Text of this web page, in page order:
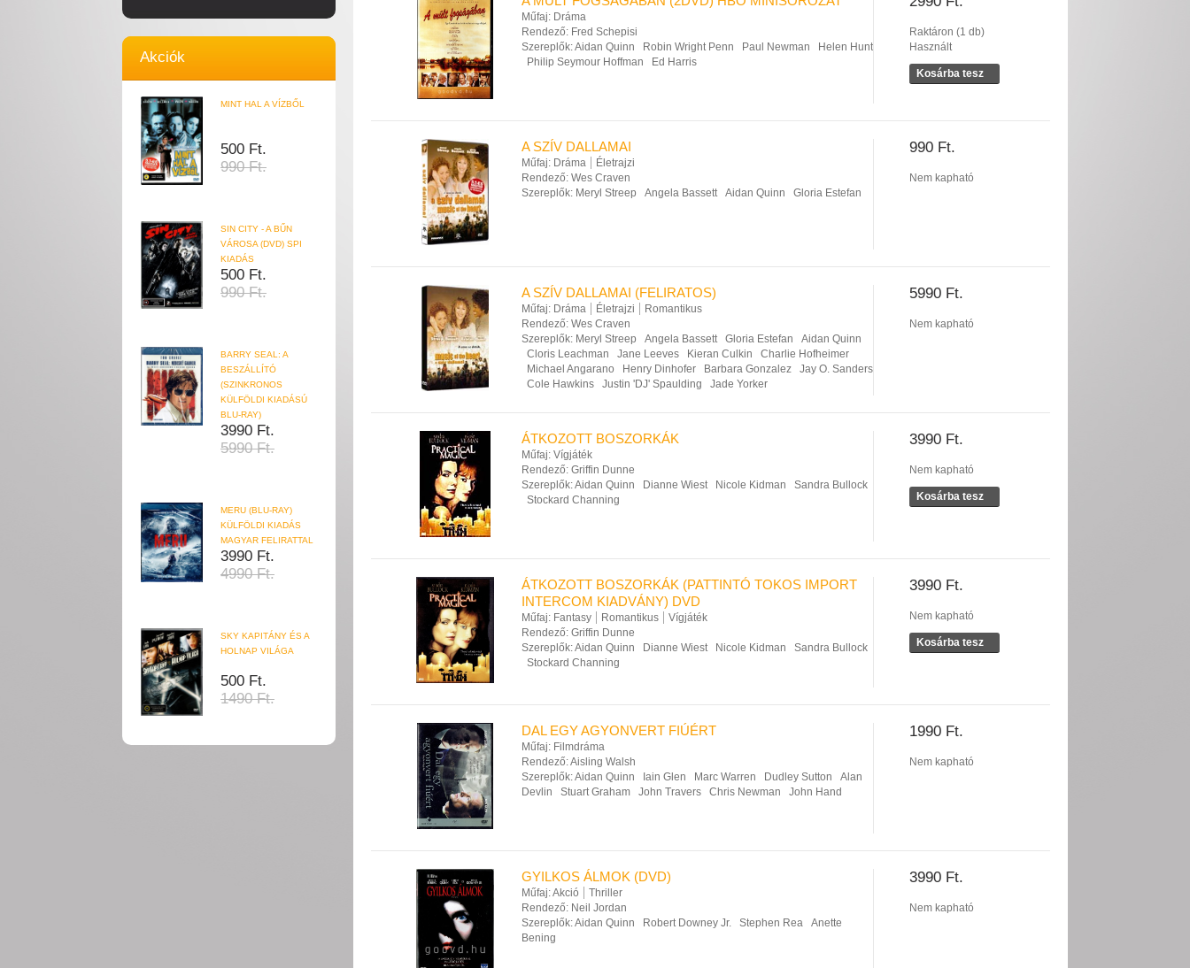
Akciók
MINT HAL A VÍZBŐL
500 Ft.
990 Ft.
SIN CITY - A BŰN
VÁROSA (DVD) SPI
KIADÁS
500 Ft.
990 Ft.
BARRY SEAL: A
BESZÁLLÍTÓ
(SZINKRONOS
KÜLFÖLDI KIADÁSÚ
BLU-RAY)
3990 Ft.
5990 Ft.
MERU (BLU-RAY)
KÜLFÖLDI KIADÁS
MAGYAR FELIRATTAL
3990 Ft.
4990 Ft.
SKY KAPITÁNY ÉS A
HOLNAP VILÁGA
500 Ft.
1490 Ft.
Raktáron (1 db)
Használt
Kosárba tesz
Műfaj: Dráma
Rendező: Fred Schepisi
Szereplők:Aidan Quinn Robin Wright Penn Paul Newman
Helen Hunt
Philip Seymour Hoffman
Ed Harris
990 Ft.
Nem kapható
A SZÍV DALLAMAI
Műfaj: Dráma
Életrajzi
Rendező: Wes Craven
Szereplők: Meryl Streep Angela Bassett Aidan Quinn Gloria Estefan
5990 Ft.
Nem kapható
A SZÍV DALLAMAI (FELIRATOS)
Műfaj: Dráma Életrajzi
Romantikus
Rendező: Wes Craven
Szereplők: Meryl Streep Angela Bassett Gloria Estefan
Aidan Quinn
Cloris Leachman
Jane Leeves Kieran Culkin
Charlie Hofheimer
Michael Angarano
Henry Dinhofer Barbara Gonzalez
Jay O. Sanders
Cole Hawkins
Justin 'DJ' Spaulding Jade Yorker
3990 Ft.
Nem kapható
Kosárba tesz
ÁTKOZOTT BOSZORKÁK
Műfaj: Vígjáték
Rendező: Griffin Dunne
Szereplők:Aidan Quinn Dianne Wiest Nicole Kidman
Sandra Bullock
Stockard Channing
3990 Ft.
Nem kapható
Kosárba tesz
ÁTKOZOTT BOSZORKÁK (PATTINTÓ TOKOS IMPORT
INTERCOM KIADVÁNY) DVD
Műfaj: Fantasy Romantikus
Vígjáték
Rendező: Griffin Dunne
Szereplők:Aidan Quinn Dianne Wiest Nicole Kidman
Sandra Bullock
Stockard Channing
1990 Ft.
Nem kapható
DAL EGY AGYONVERT FIÚÉRT
Műfaj: Filmdráma
Rendező:Aisling Walsh
Szereplők:Aidan Quinn Iain Glen Marc Warren Dudley Sutton
Alan
Devlin
Stuart Graham John Travers Chris Newman John Hand
3990 Ft.
Nem kapható
GYILKOS ÁLMOK (DVD)
Műfaj:Akció
Thriller
Rendező: Neil Jordan
Szereplők:Aidan Quinn Robert Downey Jr. Stephen Rea
Anette
Bening